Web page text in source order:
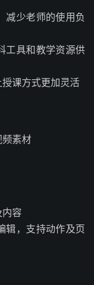
减少老师的使用负
工具和教学资源供
课方式更加灵活
频素材
容
辑，支持动作及页